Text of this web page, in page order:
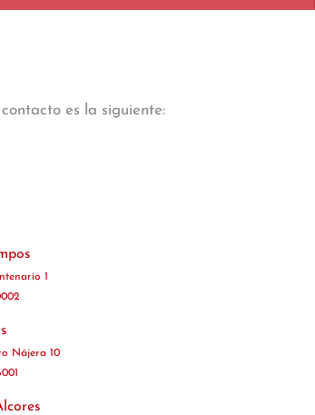
es la siguiente:
1
Nájera 10